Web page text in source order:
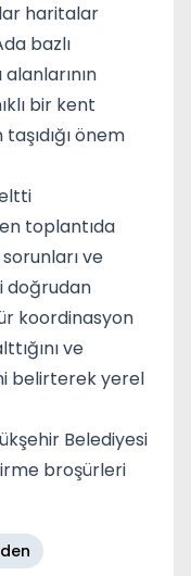
haritalar
bazlı
bir kent
önem
toplantıda
ve
doğrudan
koordinasyon
ve
belirterek yerel
Belediyesi
broşürleri